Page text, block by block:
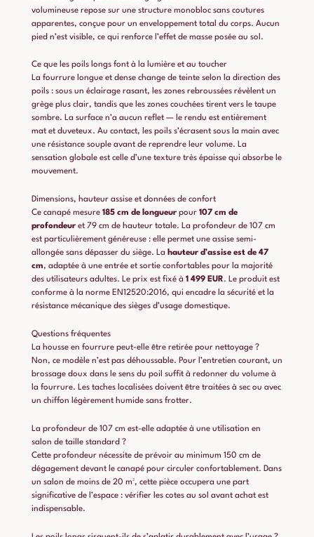
volumineuse repose sur une structure monobloc sans coutures
apparentes, conçue pour un enveloppement total du corps. Aucun
pied n’est visible, ce qui renforce l’effet de masse posée au sol.
Ce que les poils longs font à la lumière et au toucher
La fourrure longue et dense change de teinte selon la direction des
poils : sous un éclairage rasant, les zones rebroussées révèlent un
grège plus clair, tandis que les zones couchées tirent vers le taupe
sombre. La surface n’a aucun reflet — le rendu est entièrement
mat et duveteux. Au contact, les poils s’écrasent sous la main avec
une résistance souple avant de reprendre leur volume. La
sensation globale est celle d’une texture très épaisse qui absorbe le
mouvement.
Dimensions, hauteur assise et données de confort
Ce canapé mesure 185 cm de longueur pour 107 cm de
profondeur et 79 cm de hauteur totale. La profondeur de 107 cm
est particulièrement généreuse : elle permet une assise semi-
allongée sans dépasser du siège. La hauteur d’assise est de 47
cm, adaptée à une entrée et sortie confortables pour la majorité
des utilisateurs adultes. Le prix est fixé à 1 499 EUR. Le produit est
conforme à la norme EN12520:2016, qui encadre la sécurité et la
résistance mécanique des sièges d’usage domestique.
Questions fréquentes
La housse en fourrure peut-elle être retirée pour nettoyage ?
Non, ce modèle n’est pas déhoussable. Pour l’entretien courant, un
brossage doux dans le sens du poil suffit à redonner du volume à
la fourrure. Les taches localisées doivent être traitées à sec ou avec
un chiffon légèrement humide sans frotter.
La profondeur de 107 cm est-elle adaptée à une utilisation en
salon de taille standard ?
Cette profondeur nécessite de prévoir au minimum 150 cm de
dégagement devant le canapé pour circuler confortablement. Dans
un salon de moins de 20 m², cette pièce occupera une part
significative de l’espace : vérifier les cotes au sol avant achat est
indispensable.